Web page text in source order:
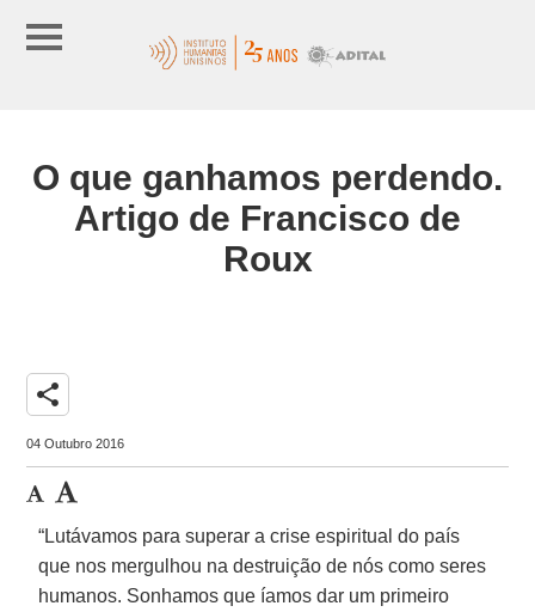
O que ganhamos perdendo.
Artigo de Francisco de
Roux
share
04 Outubro 2016
“Lutávamos para superar a crise espiritual do país
que nos mergulhou na destruição de nós como seres
humanos. Sonhamos que íamos dar um primeiro